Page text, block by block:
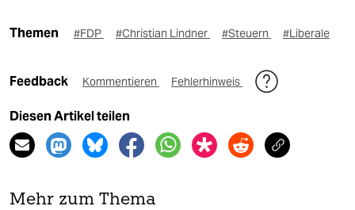
Themen #FDP #Christian Lindner #Steuern #Liberale
Feedback Kommentieren Fehlerhinweis
Diesen Artikel teilen
Mehr zum Thema